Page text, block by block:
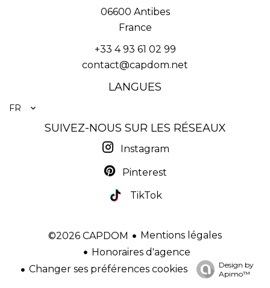
06600 Antibes
France
+33 4 93 61 02 99
contact@capdom.net
LANGUES
FR
SUIVEZ-NOUS SUR LES RÉSEAUX
Instagram
Pinterest
TikTok
©2026 CAPDOM
Mentions légales
Honoraires d'agence
Changer ses préférences cookies
Design by
Apimo™